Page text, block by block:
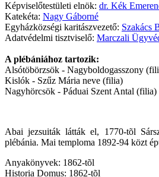
Képviselőtestületi elnök: dr. Kék
Katekéta: Nagy Gáborné
Egyházközségi karitászvezető: Szakács
Adatvédelmi tisztviselő: Marczali
A plébániához tartozik:
Alsótöbörzsök - Nagyboldogasszony
Kislók - Szűz Mária neve (filia)
Nagyhörcsök - Páduai Szent Antal (filia)
Abai jezsuiták látták el, 1770-tõl
plébánia. Mai temploma 1892-94 közt
Anyakönyvek: 1862-tõl
Historia Domus: 1862-tõl